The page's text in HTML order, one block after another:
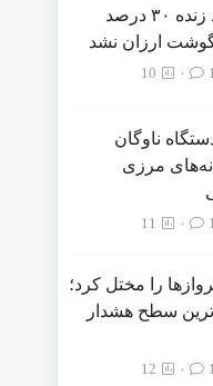
قیمت گوسفند زنده ۳۰ درصد
ارزان نشد
10
دستگاه ناوگان
مرزی
11
را مختل کرد؛
سطح هشدار
12